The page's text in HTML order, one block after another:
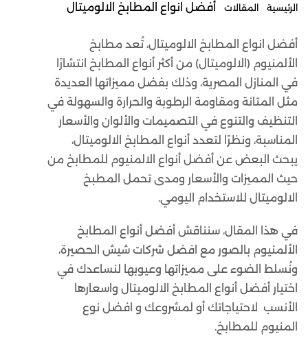
الرئيسية المقالات أفضل انواع المطابخ الالوميتال
أفضل انواع المطابخ الالوميتال، تُعد مطابخ
الألمنيوم (الالوميتال) من أكثر أنواع المطابخ انتشارًا
في المنازل المصرية، وذلك بفضل مميزاتها العديدة
مثل المتانة ومقاومة الرطوبة والحرارة والسهولة في
التنظيف والتنوع في التصميمات والألوان والأسعار
المناسبة، ونظرًا لتعدد أنواع المطابخ الالوميتال،
يبحث البعض عن أفضل أنواع الالمنيوم للمطابخ من
حيث المميزات والأسعار ومدى تحمل المطبخ
الالوميتال للاستخدام اليومي.
في هذا المقال، سنناقش أفضل أنواع المطابخ
الألمنيوم بالصور مع افضل شركات شيش الحصيرة،
ونُسلط الضوء على مميزاتها وعيوبها لنساعدك في
اختيار أفضل أنواع المطابخ الالوميتال واسعارها
الأنسب لاحتياجاتك أو لمشروعك و افضل نوع
المنيوم للمطابخ.